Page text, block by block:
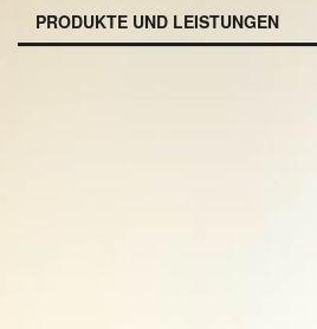
PRODUKTE UND LEISTUNGEN